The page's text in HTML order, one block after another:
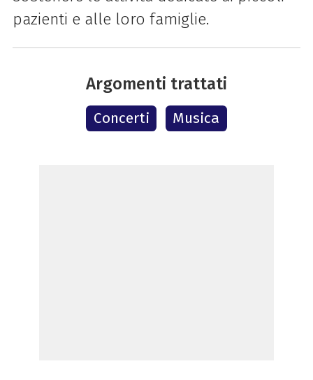
pazienti e alle loro famiglie.
Argomenti trattati
Concerti Musica